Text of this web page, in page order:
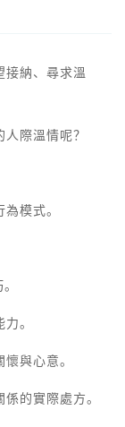
接納、尋求溫
人際溫情呢？
為模式。
。
力。
懷與心意。
係的實際處方。